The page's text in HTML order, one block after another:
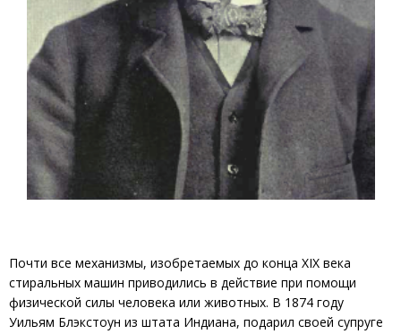
Почти все механизмы, изобретаемых до конца XIX века
стиральных машин приводились в действие при помощи
физической силы человека или животных. В 1874 году
Уильям Блэкстоун из штата Индиана, подарил своей супруге